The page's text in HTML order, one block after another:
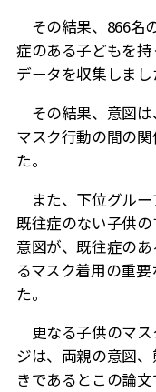
その結果、 866名
症のある子どもを
データを収集しまし
その結果、意図は
マスク行動の間の
た。
また、下位グルー
既往症のない子供の
意図が、既往症の
るマスク着用の重
た。
更なる子供のマス
ジは、両親の意図
きであるとこの論文